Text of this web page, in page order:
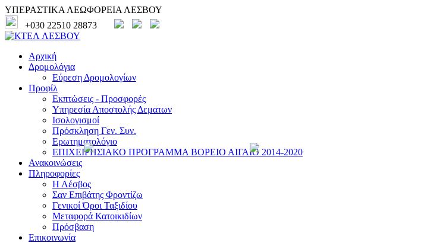
ΥΠΕΡΑΣΤΙΚΑ ΛΕΩΦΟΡΕΙΑ ΛΕΣΒΟΥ
+030 22510 28873
Αρχική
Δρομολόγια
Εύρεση Δρομολογίων
Προφίλ
Εκπτώσεις - Προσφορές
Υπηρεσία Αποστολής Δεματων
Ισολογισμοί
Πρόσκληση Γεν. Συν.
Ερωτηματολόγιο
ΕΠΙΧΕΙΡΗΣΙΑΚΟ ΠΡΟΓΡΑΜΜΑ ΒΟΡΕΙΟ ΑΙΓΑΙΟ 2014-2020
Ανακοινώσεις
Πληροφορίες
Η Λέσβος
Σαν Επιβάτης Φροντίζω
Γενικοί Όροι Ταξιδίου
Μεταφορά Κατοικιδίων
Πρόσβαση
Επικοινωνία